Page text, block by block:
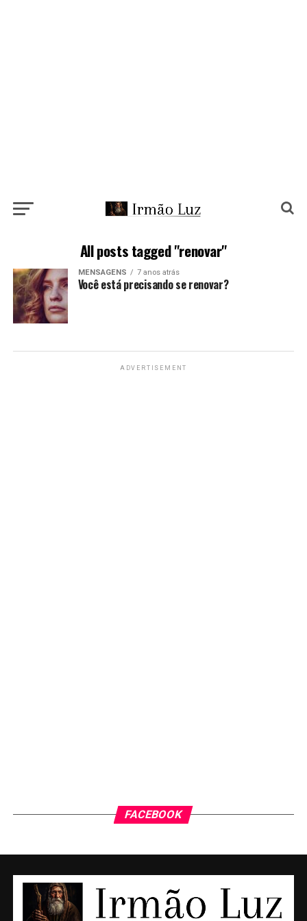
All posts tagged "renovar"
MENSAGENS 7 anos atrás
Você está precisando se renovar?
ADVERTISEMENT
FACEBOOK